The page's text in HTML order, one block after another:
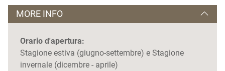
MORE INFO
Orario d'apertura:
Stagione estiva (giugno-settembre) e Stagione
invernale (dicembre - aprile)